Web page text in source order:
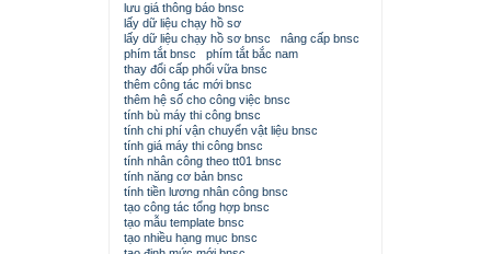
lưu giá thông báo bnsc
lấy dữ liệu chạy hồ sơ
lấy dữ liệu chạy hồ sơ bnsc
nâng cấp bnsc
phím tắt bnsc
phím tắt bắc nam
thay đổi cấp phối vữa bnsc
thêm công tác mới bnsc
thêm hệ số cho công việc bnsc
tính bù máy thi công bnsc
tính chi phí vận chuyển vật liệu bnsc
tính giá máy thi công bnsc
tính nhân công theo tt01 bnsc
tính năng cơ bản bnsc
tính tiền lương nhân công bnsc
tạo công tác tổng hợp bnsc
tạo mẫu template bnsc
tạo nhiều hạng mục bnsc